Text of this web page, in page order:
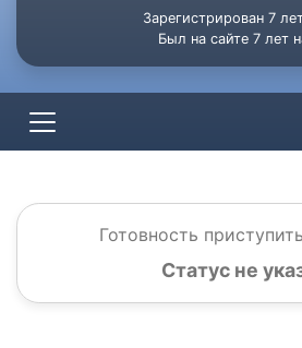
Зарегистрирован 7
Был на сайте 7 лет
Готовность
Статус не